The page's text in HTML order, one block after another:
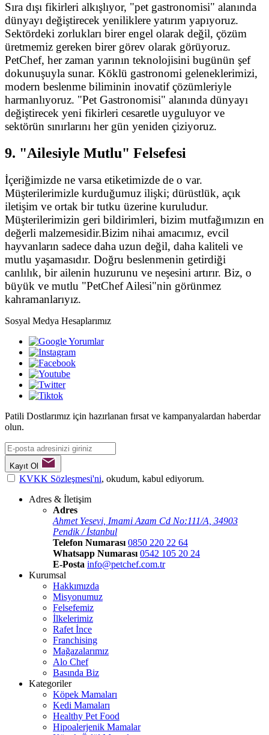
Sıra dışı fikirleri alkışlıyor, "pet gastronomisi" alanında
dünyayı değiştirecek yeniliklere yatırım yapıyoruz.
Sektördeki zorlukları birer engel olarak değil, çözüm
üretmemiz gereken birer görev olarak görüyoruz.
PetChef, her zaman yarının teknolojisini bugünün şef
dokunuşuyla sunar. Köklü gastronomi geleneklerimizi,
modern beslenme biliminin inovatif çözümleriyle
harmanlıyoruz. "Pet Gastronomisi" alanında dünyayı
değiştirecek yeni fikirleri cesaretle uyguluyor ve
sektörün sınırlarını her gün yeniden çiziyoruz.
9. "Ailesiyle Mutlu" Felsefesi
İçeriğimizde ne varsa etiketimizde de o var.
Müşterilerimizle kurduğumuz ilişki; dürüstlük, açık
iletişim ve ortak bir tutku üzerine kuruludur.
Müşterilerimizin geri bildirimleri, bizim mutfağımızın en
değerli malzemesidir.Bizim nihai amacımız, evcil
hayvanların sadece daha uzun değil, daha kaliteli ve
mutlu yaşamasıdır. Doğru beslenmenin getirdiği
canlılık, bir ailenin huzurunu ve neşesini artırır. Biz, o
büyük ve mutlu "PetChef Ailesi"nin görünmez
kahramanlarıyız.
Sosyal Medya Hesaplarımız
Patili Dostlarımız için hazırlanan fırsat ve kampanyalardan haberdar
olun.
Kayıt Ol
KVKK Sözleşmesi'ni, okudum, kabul ediyorum.
Adres & İletişim
Adres
Ahmet Yesevi, Imami Azam Cd No:111/A, 34903
Pendik / İstanbul
Telefon Numarası 0850 220 22 64
Whatsapp Numarası 0542 105 20 24
E-Posta info@petchef.com.tr
Kurumsal
Hakkımızda
Misyonumuz
Felsefemiz
İlkelerimiz
Rafet İnce
Franchising
Mağazalarımız
Alo Chef
Basında Biz
Kategoriler
Köpek Mamaları
Kedi Mamaları
Healthy Pet Food
Hipoalerjenik Mamalar